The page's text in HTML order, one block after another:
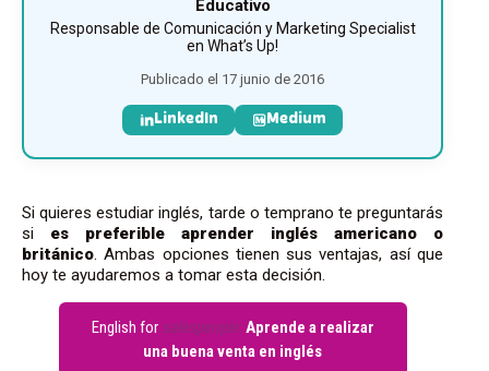
Educativo
Responsable de Comunicación y Marketing Specialist
en What’s Up!
Publicado el 17 junio de 2016
LinkedIn Medium
Si quieres estudiar inglés, tarde o temprano te preguntarás
si es preferible aprender inglés americano o
británico . Ambas opciones tienen sus ventajas, así que
hoy te ayudaremos a tomar esta decisión.
English for salespeople:Aprende a realizar
una buena venta en inglés